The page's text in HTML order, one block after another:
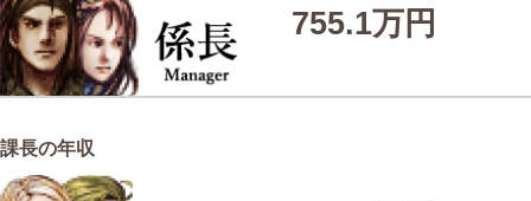
755.1万円
課長の年収